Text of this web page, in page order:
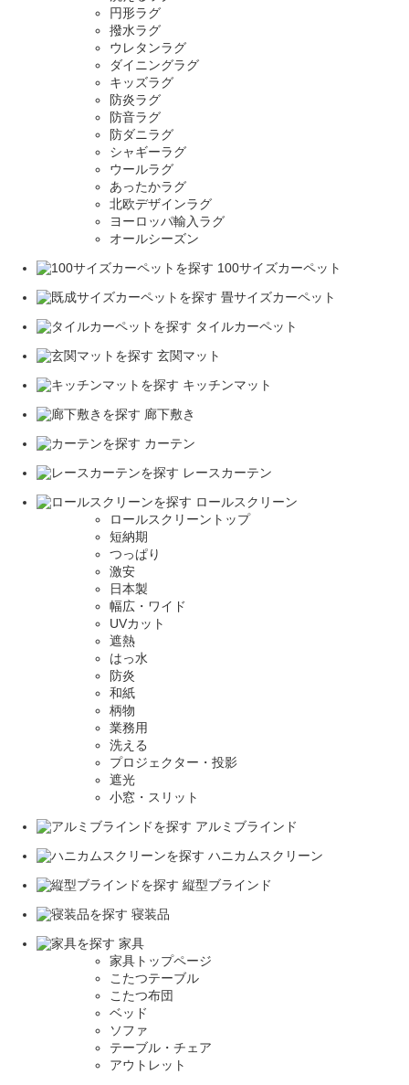
円形ラグ
撥水ラグ
ウレタンラグ
ダイニングラグ
キッズラグ
防炎ラグ
防音ラグ
防ダニラグ
シャギーラグ
ウールラグ
あったかラグ
北欧デザインラグ
ヨーロッパ輸入ラグ
オールシーズン
100サイズカーペット
畳サイズカーペット
タイルカーペット
玄関マット
キッチンマット
廊下敷き
カーテン
レースカーテン
ロールスクリーン
ロールスクリーントップ
短納期
つっぱり
激安
日本製
幅広・ワイド
UVカット
遮熱
はっ水
防炎
和紙
柄物
業務用
洗える
プロジェクター・投影
遮光
小窓・スリット
アルミブラインド
ハニカムスクリーン
縦型ブラインド
寝装品
家具
家具トップページ
こたつテーブル
こたつ布団
ベッド
ソファ
テーブル・チェア
アウトレット